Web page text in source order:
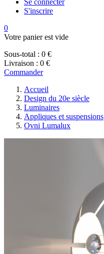
Se connecter
S'inscrire
0
Votre panier est vide
Sous-total : 0 €
Livraison : 0 €
Commander
Accueil
Design du 20e siècle
Luminaires
Appliques et suspensions
Ovni Lumalux